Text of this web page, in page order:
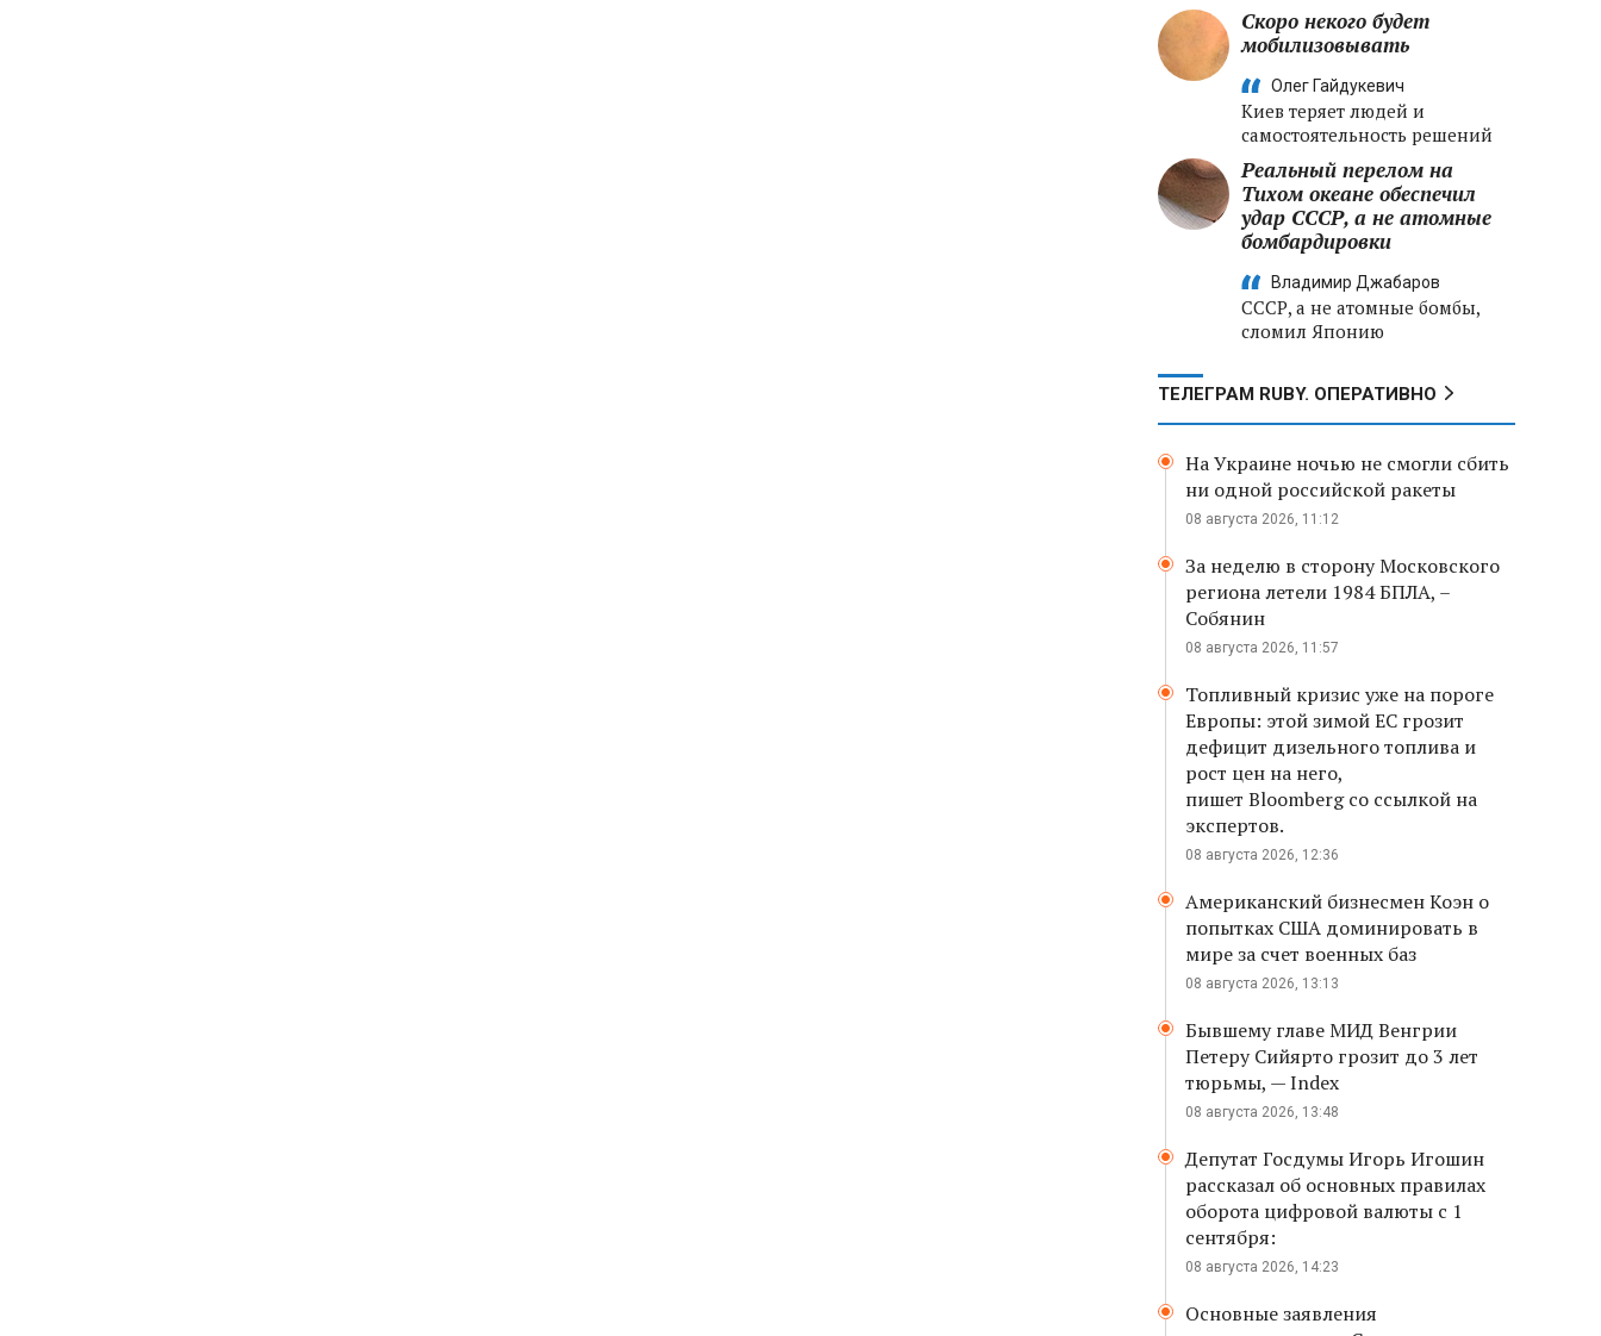
Скоро некого будет
мобилизовывать
Олег Гайдукевич
Киев теряет людей и
самостоятельность решений
Реальный перелом на
Тихом океане обеспечил
удар СССР, а не атомные
бомбардировки
Владимир Джабаров
СССР, а не атомные бомбы,
сломил Японию
ТЕЛЕГРАМ RUBY. ОПЕРАТИВНО
На Украине ночью не смогли сбить
ни одной российской ракеты
08 августа 2026, 11:12
За неделю в сторону Московского
региона летели 1984 БПЛА, –
Собянин
08 августа 2026, 11:57
Топливный кризис уже на пороге
Европы: этой зимой ЕС грозит
дефицит дизельного топлива и
рост цен на него,
пишет Bloomberg со ссылкой на
экспертов.
08 августа 2026, 12:36
Американский бизнесмен Коэн о
попытках США доминировать в
мире за счет военных баз
08 августа 2026, 13:13
Бывшему главе МИД Венгрии
Петеру Сийярто грозит до 3 лет
тюрьмы, — Index
08 августа 2026, 13:48
Депутат Госдумы Игорь Игошин
рассказал об основных правилах
оборота цифровой валюты с 1
сентября:
08 августа 2026, 14:23
Основные заявления